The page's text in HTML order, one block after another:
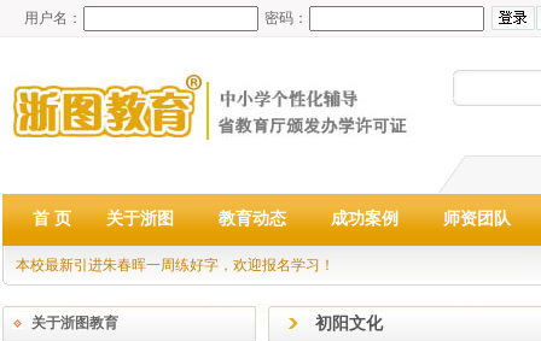
用户名： 密码：
首 页 关于浙图 教育动态 成功案例 师资团队
本校最新引进朱春晖一周练好字，欢迎报名学习！
关于浙图教育 初阳文化